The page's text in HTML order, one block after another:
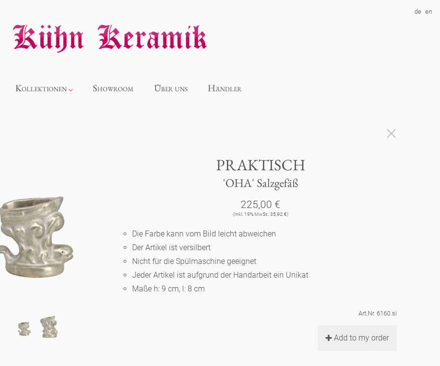
de en
Kollektionen
Souvenir
Berlin
Karlos
Showroom Über uns Händler
PRAKTISCH
'OHA' Salzgefäß
225,00 €
(Inkl. 19% MwSt.: 35,92 €)
Die Farbe kann vom Bild leicht abweichen
Der Artikel ist versilbert
Nicht für die Spülmaschine geeignet
Jeder Artikel ist aufgrund der Handarbeit ein Unikat
Maße h: 9 cm, l: 8 cm
Art.Nr. 6160.si
Add to my order